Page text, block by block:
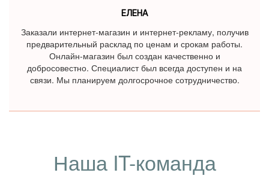
ЕЛЕНА
Заказали интернет-магазин и интернет-рекламу, получив
предварительный расклад по ценам и срокам работы.
Онлайн-магазин был создан качественно и
добросовестно. Специалист был всегда доступен и на
связи. Мы планируем долгосрочное сотрудничество.
Наша IT-команда